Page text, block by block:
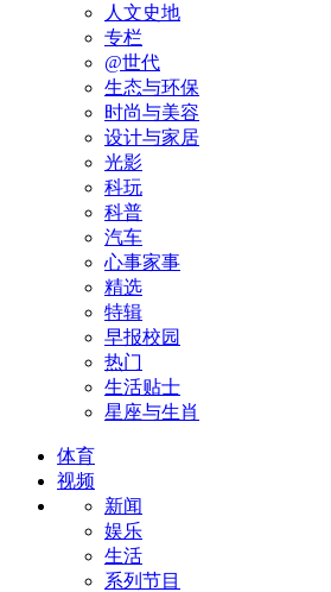
人文史地
专栏
@世代
生态与环保
时尚与美容
设计与家居
光影
科玩
科普
汽车
心事家事
精选
特辑
早报校园
热门
生活贴士
星座与生肖
体育
视频
新闻
娱乐
生活
系列节目